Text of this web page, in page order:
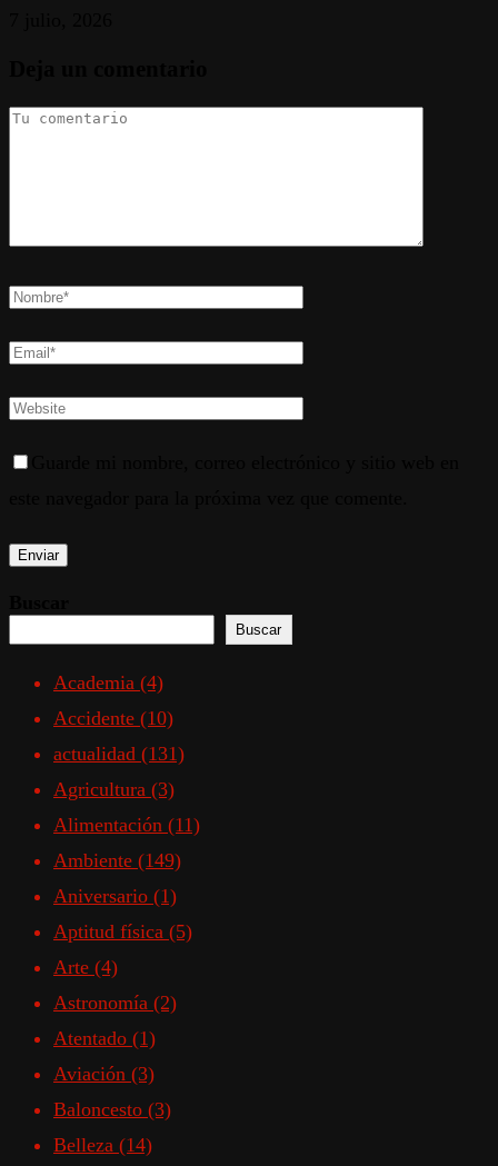
Buscar
Academia (4)
Accidente (10)
actualidad (131)
Agricultura (3)
Alimentación (11)
Ambiente (149)
Aniversario (1)
Aptitud física (5)
Arte (4)
Astronomía (2)
Atentado (1)
Aviación (3)
Baloncesto (3)
Belleza (14)